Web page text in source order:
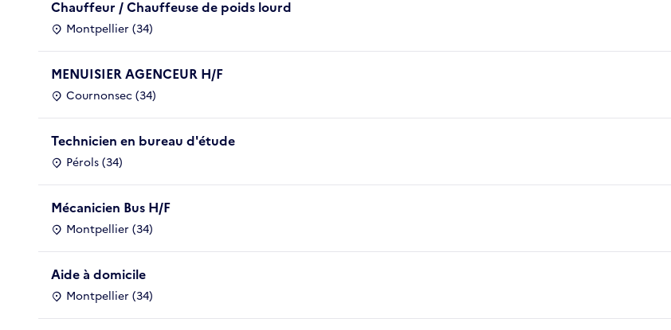
Chauffeur / Chauffeuse de poids lourd
Montpellier (34)
MENUISIER AGENCEUR H/F
Cournonsec (34)
Technicien en bureau d'étude
Pérols (34)
Mécanicien Bus H/F
Montpellier (34)
Aide à domicile
Montpellier (34)